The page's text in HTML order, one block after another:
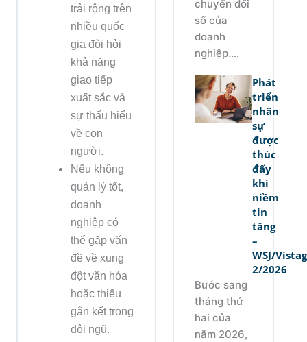
chuyển đổi
số của
doanh
nghiệp....
Phát
triển
nhân
sự
được
thúc
đẩy
khi
niềm
tin
tăng
–
WSJ/
2/2026
Bước sang
tháng thứ
hai của
năm 2026,
trải rộng trên
nhiều quốc
gia đòi hỏi
khả năng
giao tiếp
xuất sắc và
sự thấu hiểu
về con
người.
Nếu không
quản lý tốt,
doanh
nghiệp có
thể gặp vấn
đề về xung
đột văn hóa
hoặc thiếu
gắn kết trong
đội ngũ.